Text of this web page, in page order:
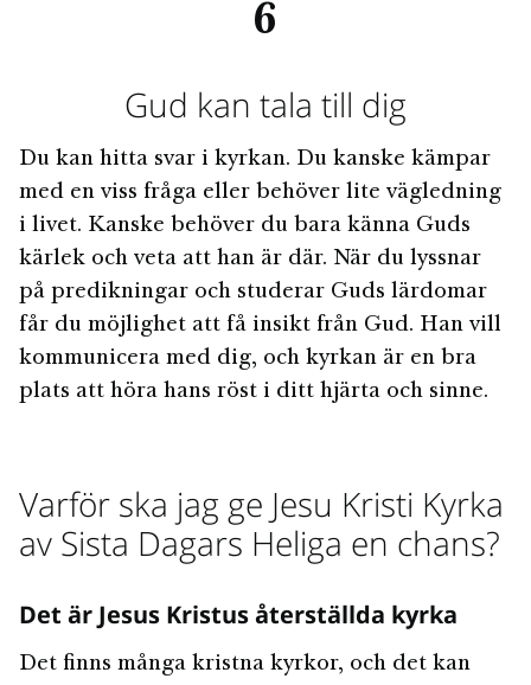
6
Gud kan tala till dig
Du kan hitta svar i kyrkan. Du kanske kämpar
med en viss fråga eller behöver lite vägledning
i livet. Kanske behöver du bara känna Guds
kärlek och veta att han är där. När du lyssnar
på predikningar och studerar Guds lärdomar
får du möjlighet att få insikt från Gud. Han vill
kommunicera med dig, och kyrkan är en bra
plats att höra hans röst i ditt hjärta och sinne.
Varför ska jag ge Jesu Kristi Kyrka
av Sista Dagars Heliga en chans?
Det är Jesus Kristus återställda kyrka
Det finns många kristna kyrkor, och det kan